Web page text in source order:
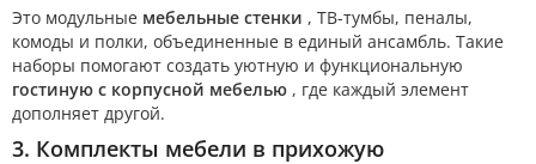
Это модульные мебельные стенки , ТВ-тумбы, пеналы,
комоды и полки, объединенные в единый ансамбль. Такие
наборы помогают создать уютную и функциональную
гостиную с корпусной мебелью , где каждый элемент
дополняет другой.
3. Комплекты мебели в прихожую